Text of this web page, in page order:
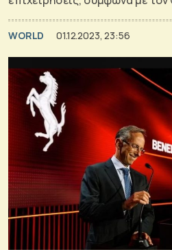
WORLD 01.12.2023, 23:56